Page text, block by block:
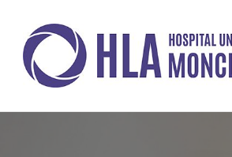
Hospital HLA
Moncloa